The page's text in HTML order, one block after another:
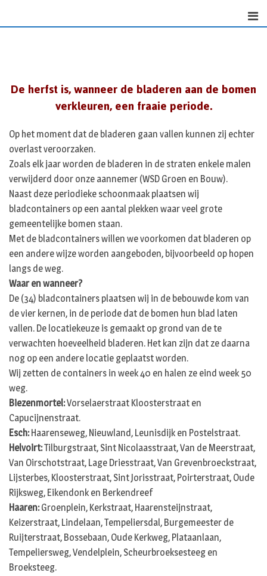
De herfst is, wanneer de bladeren aan de bomen
verkleuren, een fraaie periode.
Op het moment dat de bladeren gaan vallen kunnen zij echter
overlast veroorzaken.
Zoals elk jaar worden de bladeren in de straten enkele malen
verwijderd door onze aannemer (WSD Groen en Bouw).
Naast deze periodieke schoonmaak plaatsen wij
bladcontainers op een aantal plekken waar veel grote
gemeentelijke bomen staan.
Met de bladcontainers willen we voorkomen dat bladeren op
een andere wijze worden aangeboden, bijvoorbeeld op hopen
langs de weg.
Waar en wanneer?
De (34) bladcontainers plaatsen wij in de bebouwde kom van
de vier kernen, in de periode dat de bomen hun blad laten
vallen. De locatiekeuze is gemaakt op grond van de te
verwachten hoeveelheid bladeren. Het kan zijn dat ze daarna
nog op een andere locatie geplaatst worden.
Wij zetten de containers in week 40 en halen ze eind week 50
weg.
Biezenmortel:Vorselaerstraat Kloosterstraat en
Capucijnenstraat.
Esch:Haarenseweg, Nieuwland, Leunisdijk en Postelstraat.
Helvoirt:Tilburgstraat, Sint Nicolaasstraat, Van de Meerstraat,
Van Oirschotstraat, Lage Driesstraat, Van Grevenbroeckstraat,
Lijsterbes, Kloosterstraat, Sint Jorisstraat, Poirterstraat, Oude
Rijksweg, Eikendonk en Berkendreef
Haaren:Groenplein, Kerkstraat, Haarensteijnstraat,
Keizerstraat, Lindelaan, Tempeliersdal, Burgemeester de
Ruijterstraat, Bossebaan, Oude Kerkweg, Plataanlaan,
Tempeliersweg, Vendelplein, Scheurbroeksesteeg en
Broeksteeg.